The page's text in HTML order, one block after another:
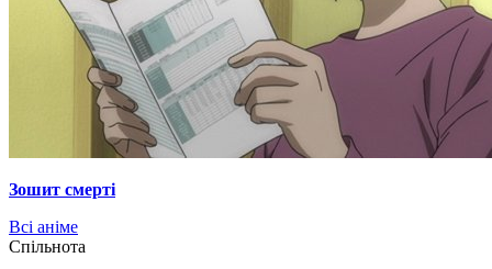
Зошит смерті
Всі аніме
Cпільнота